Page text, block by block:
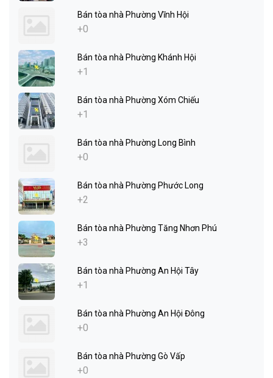
Bán tòa nhà Phường Vĩnh Hội
+0
Bán tòa nhà Phường Khánh Hội
+1
Bán tòa nhà Phường Xóm Chiếu
+1
Bán tòa nhà Phường Long Bình
+0
Bán tòa nhà Phường Phước Long
+2
Bán tòa nhà Phường Tăng Nhơn Phú
+3
Bán tòa nhà Phường An Hội Tây
+1
Bán tòa nhà Phường An Hội Đông
+0
Bán tòa nhà Phường Gò Vấp
+0